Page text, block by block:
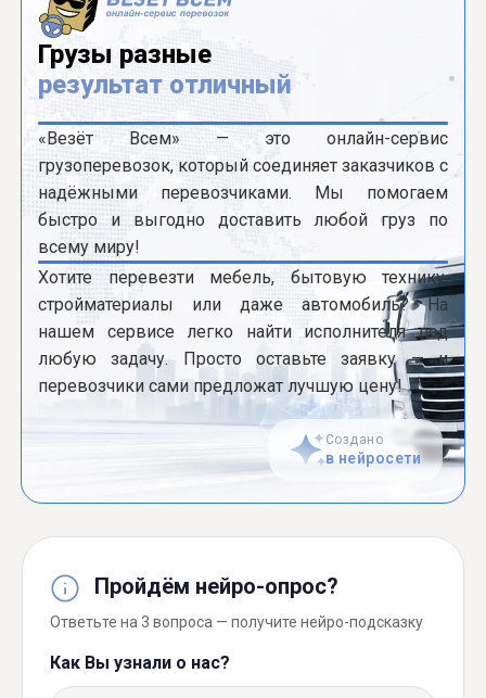
Грузы разные
результат отличный
«Везёт Всем» — это онлайн-сервис
грузоперевозок, который соединяет заказчиков с
надёжными перевозчиками. Мы помогаем
быстро и выгодно доставить любой груз по
всему миру!
Хотите перевезти мебель, бытовую технику,
стройматериалы или даже автомобиль? На
нашем сервисе легко найти исполнителя под
любую задачу. Просто оставьте заявку — и
перевозчики сами предложат лучшую цену!
Создано
в нейросети
Пройдём нейро-опрос?
Ответьте на 3 вопроса — получите нейро-подсказку
Как Вы узнали о нас?